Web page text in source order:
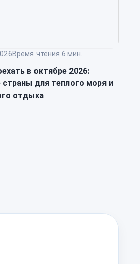
Время чтения 6 мин.
в октябре 2026:
страны для теплого моря и
отдыха